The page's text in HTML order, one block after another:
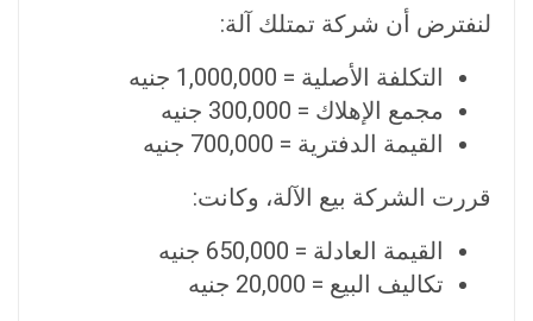
لنفترض أن شركة تمتلك آلة:
التكلفة الأصلية = 1,000,000 جنيه
مجمع الإهلاك = 300,000 جنيه
القيمة الدفترية = 700,000 جنيه
قررت الشركة بيع الآلة، وكانت:
القيمة العادلة = 650,000 جنيه
تكاليف البيع = 20,000 جنيه